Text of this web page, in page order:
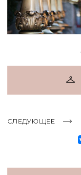
СЛЕДУЮЩЕЕ